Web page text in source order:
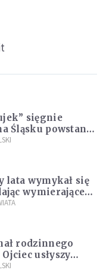
sięgnie
Śląsku powstanie
lata wymykał się
wymierające
popełnił
rodzinnego
usłyszy